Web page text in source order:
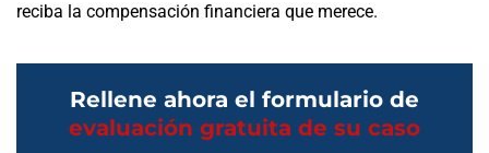
reciba la compensación financiera que merece.
Rellene ahora el formulario de
evaluación gratuita de su caso